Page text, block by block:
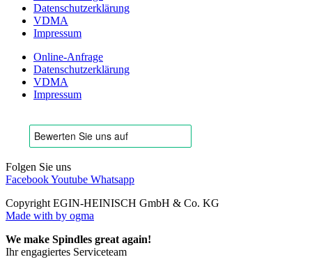
Datenschutzerklärung
VDMA
Impressum
Online-Anfrage
Datenschutzerklärung
VDMA
Impressum
Folgen Sie uns
FacebookYoutube Whatsapp
Copyright EGIN-HEINISCH GmbH & Co. KG
Made with by ogma
We make Spindles great again!
Ihr engagiertes Serviceteam